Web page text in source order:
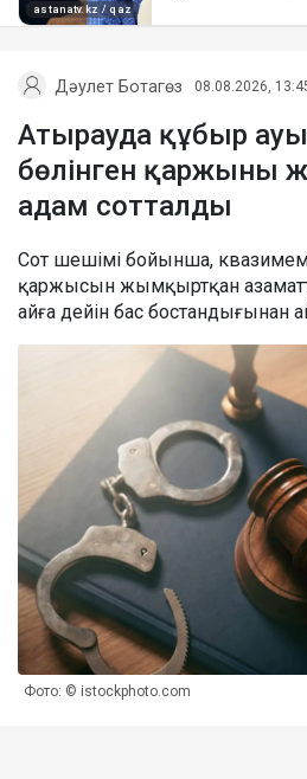
Дәулет Ботагөз 08.08.2026,
Атырауда құбыр
бөлінген қаржыны
адам сотталды
Сот шешімі бойынша,
қаржысын жымқыртқан
айға дейін бас бостандығынан
Фото: © istockphoto.com